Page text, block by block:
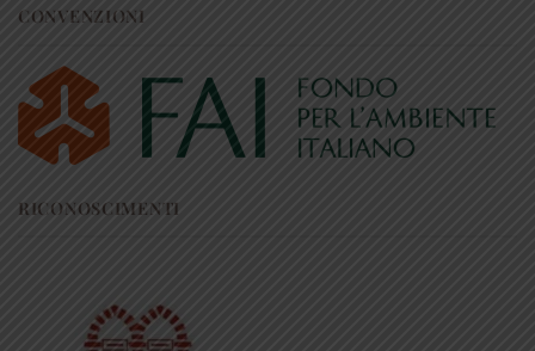
CONVENZIONI
RICONOSCIMENTI